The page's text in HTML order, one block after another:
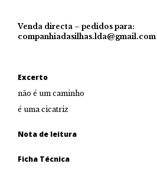
Venda directa – pedidos para:
companhiadasilhas.lda@gmail.com
Excerto
não é um caminho
é uma cicatriz
Nota de leitura
Ficha Técnica